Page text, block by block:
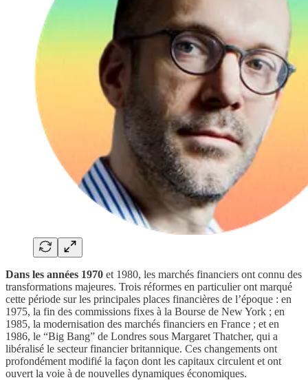
Dans les années 1970 et 1980, les marchés financiers ont connu des
transformations majeures. Trois réformes en particulier ont marqué
cette période sur les principales places financières de l’époque : en
1975, la fin des commissions fixes à la Bourse de New York ; en
1985, la modernisation des marchés financiers en France ; et en
1986, le “Big Bang” de Londres sous Margaret Thatcher, qui a
libéralisé le secteur financier britannique. Ces changements ont
profondément modifié la façon dont les capitaux circulent et ont
ouvert la voie à de nouvelles dynamiques économiques.